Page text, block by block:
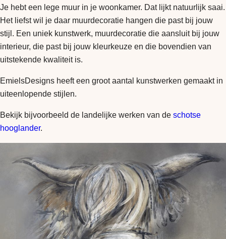
Je hebt een lege muur in je woonkamer. Dat lijkt natuurlijk saai.
Het liefst wil je daar muurdecoratie hangen die past bij jouw
stijl. Een uniek kunstwerk, muurdecoratie die aansluit bij jouw
interieur, die past bij jouw kleurkeuze en die bovendien van
uitstekende kwaliteit is.
EmielsDesigns heeft een groot aantal kunstwerken gemaakt in
uiteenlopende stijlen.
Bekijk bijvoorbeeld de landelijke werken van de schotse
hooglander.